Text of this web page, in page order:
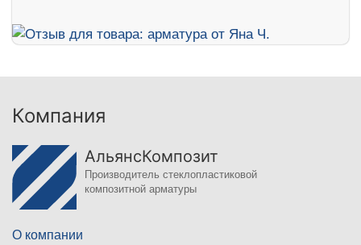
Компания
АльянсКомпозит
Производитель стеклопластиковой
композитной арматуры
О компании